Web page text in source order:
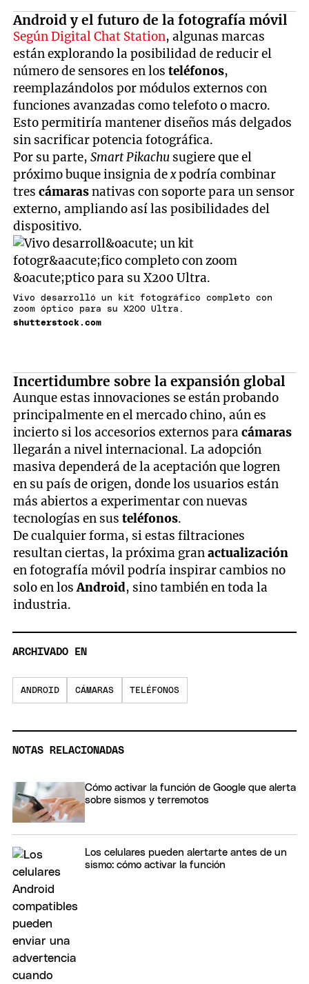
Android y el futuro de la fotografía móvil
Según Digital Chat Station, algunas marcas
están explorando la posibilidad de reducir el
número de sensores en losteléfonos,
reemplazándolos por módulos externos con
funciones avanzadas como telefoto o macro.
Esto permitiría mantener diseños más delgados
sin sacrificar potencia fotográfica.
Por su parte,Smart Pikachu sugiere que el
próximo buque insignia dexpodría combinar
trescámarasnativas con soporte para un sensor
externo, ampliando así las posibilidades del
dispositivo.
Vivo desarrolló un kit fotográfico completo con
zoom óptico para su X200 Ultra.
shutterstock.com
Incertidumbre sobre la expansión global
Aunque estas innovaciones se están probando
principalmente en el mercado chino, aún es
incierto si los accesorios externos paracámaras
llegarán a nivel internacional. La adopción
masiva dependerá de la aceptación que logren
en su país de origen, donde los usuarios están
más abiertos a experimentar con nuevas
tecnologías en susteléfonos.
De cualquier forma, si estas filtraciones
resultan ciertas, la próxima granactualización
en fotografía móvil podría inspirar cambios no
solo en losAndroid, sino también en toda la
industria.
ARCHIVADO EN
ANDROID CÁMARAS TELÉFONOS
NOTAS RELACIONADAS
Cómo activar la función de Google que alerta
sobre sismos y terremotos
Los celulares pueden alertarte antes de un
sismo: cómo activar la función